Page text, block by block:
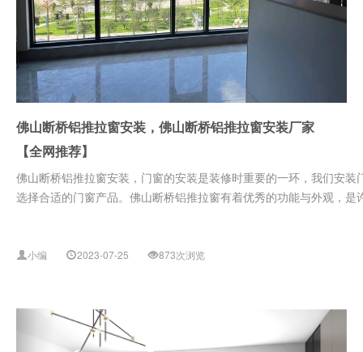
佛山断桥铝推拉窗安装，佛山断桥铝推拉窗安装厂家
【全网推荐】
佛山断桥铝推拉窗安装，门窗的安装是装修时重要的一环，我们安
选择合适的门窗产品。佛山断桥铝推拉窗有着优秀的功能与外观，是
小编 2023-07-25 873次浏览